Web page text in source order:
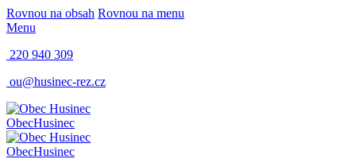
Rovnou na obsah Rovnou na menu
Menu
220 940 309
ou@husinec-rez.cz
ObecHusinec
ObecHusinec